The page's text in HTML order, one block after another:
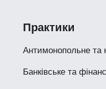
Практики
Антимонопольне та
Банківське та